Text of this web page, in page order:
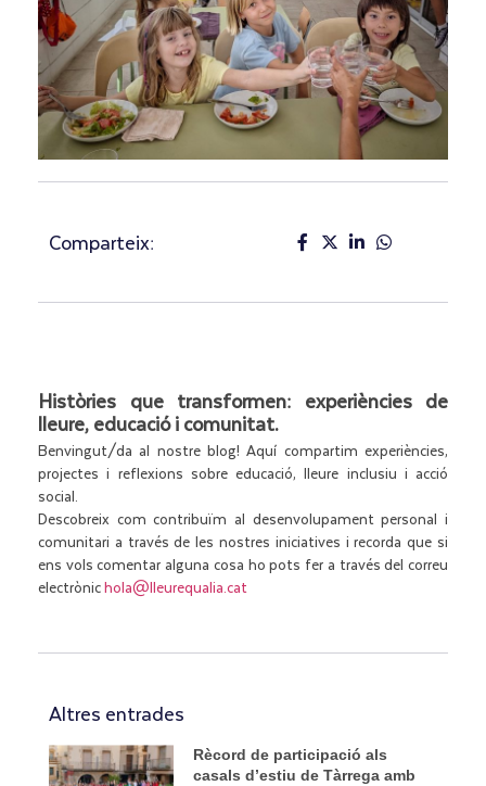
Comparteix:
Històries que transformen: experiències de
lleure, educació i comunitat.
Benvingut/da al nostre blog! Aquí compartim experiències,
projectes i reflexions sobre educació, lleure inclusiu i acció
social.
Descobreix com contribuïm al desenvolupament personal i
comunitari a través de les nostres iniciatives i recorda que si
ens vols comentar alguna cosa ho pots fer a través del correu
electrònichola@lleurequalia.cat
Altres entrades
Rècord de participació als
casals d’estiu de Tàrrega amb